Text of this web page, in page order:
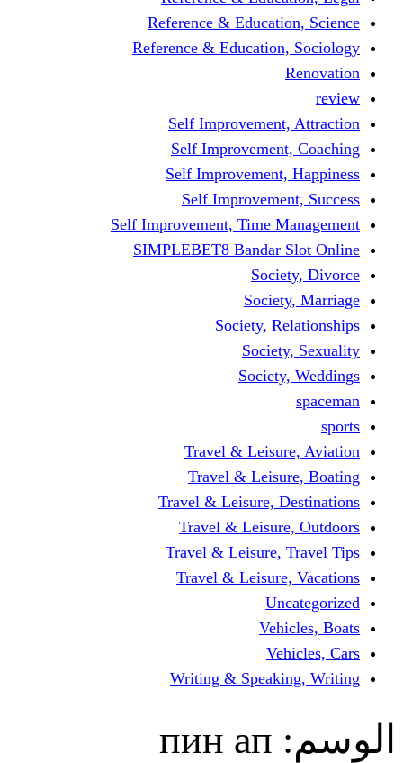
Reference &
Reference &
Self
Self
Self
Self
Self Improvement, Time
SIMPLEBET8 Bandar
Society,
Travel &
Travel &
Travel & Leisure,
Travel &
Travel & Leisure,
Travel &
Writing &
пин ап